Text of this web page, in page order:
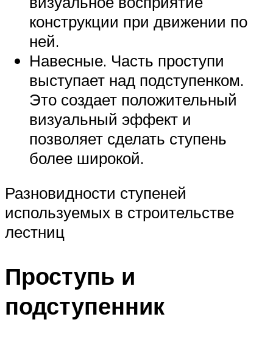
конструкции при движении по
ней.
Навесные. Часть проступи
выступает над подступенком.
Это создает положительный
визуальный эффект и
позволяет сделать ступень
более широкой.
Разновидности ступеней
используемых в строительстве
лестниц
Проступь и
подступенник